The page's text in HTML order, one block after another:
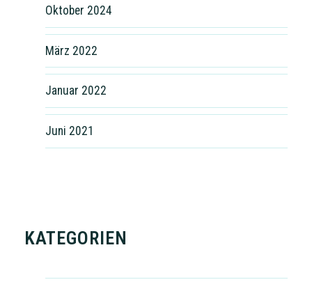
Oktober 2024
März 2022
Januar 2022
Juni 2021
KATEGORIEN